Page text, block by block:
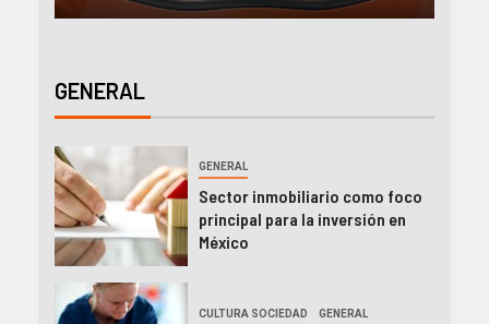
GENERAL
GENERAL
Sector inmobiliario como foco
principal para la inversión en
México
CULTURA SOCIEDAD GENERAL